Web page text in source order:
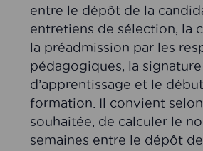
entre le dépôt de la
entretiens de sélection, la
la préadmission par les
pédagogiques, la
d’apprentissage et le
formation. Il convient
souhaitée, de calculer le
semaines entre le dépôt